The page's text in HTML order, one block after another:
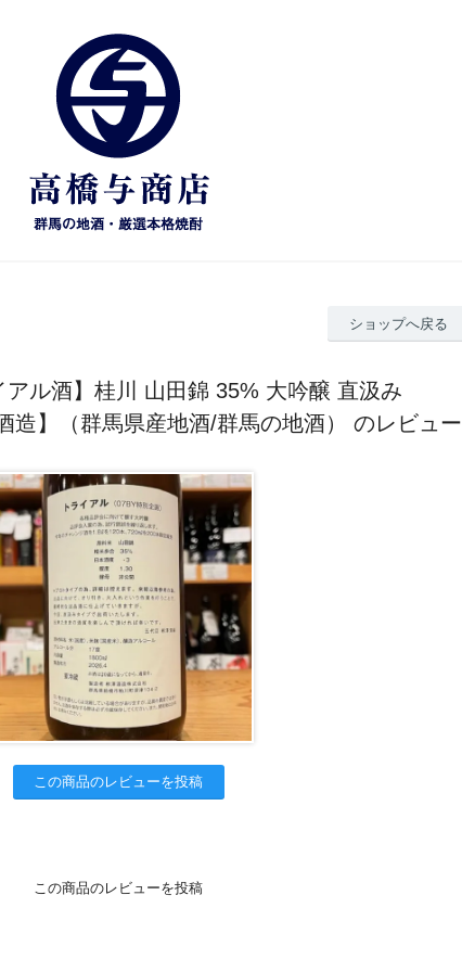
ショップへ戻る
アル酒】桂川 山田錦 35% 大吟醸 直汲み
造】（群馬県産地酒/群馬の地酒） のレビュー
この商品のレビューを投稿
この商品のレビューを投稿